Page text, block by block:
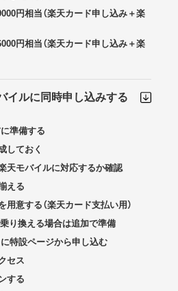
円相当（楽天カード申し込み＋楽
円相当（楽天カード申し込み＋楽
イルに同時申し込みする
準備する
しておく
天モバイルに対応するか確認
える
用意する（楽天カード支払い用）
り換える場合は追加で準備
に特設ページから申し込む
セス
する